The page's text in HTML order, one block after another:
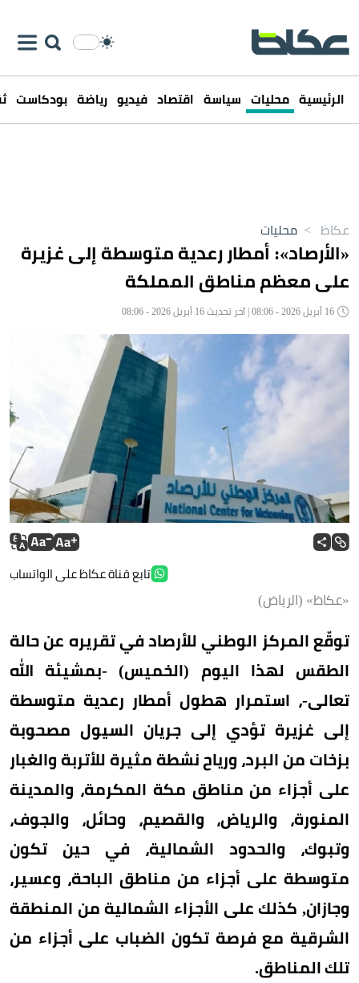
الرئيسية محليات سياسة اقتصاد فيديو رياضة بودكاست
عكاظ > محليات
«الأرصاد»: أمطار رعدية متوسطة إلى غزيرة
على معظم مناطق المملكة
تابع قناة عكاظ على الواتساب
«عكاظ» (الرياض)
توقّع المركز الوطني للأرصاد في تقريره عن حالة
الطقس لهذا اليوم (الخميس) -بمشيئة الله
تعالى-، استمرار هطول أمطار رعدية متوسطة
إلى غزيرة تؤدي إلى جريان السيول مصحوبة
بزخات من البرد، ورياح نشطة مثيرة للأتربة والغبار
على أجزاء من مناطق مكة المكرمة، والمدينة
المنورة، والرياض، والقصيم، وحائل، والجوف،
وتبوك، والحدود الشمالية، في حين تكون
متوسطة على أجزاء من مناطق الباحة، وعسير،
وجازان, كذلك على الأجزاء الشمالية من المنطقة
الشرقية مع فرصة تكون الضباب على أجزاء من
تلك المناطق.